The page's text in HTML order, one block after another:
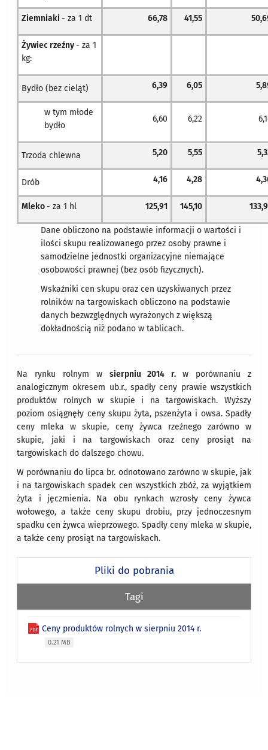
Ziemniaki- za 1 dt 66,78 41,55
Żywiec rzeźny- za 1
kg:
Bydło (bez cieląt) 6,39 6,05
w tym młode
bydło
6,60 6,22
Trzoda chlewna 5,20 5,55
Drób 4,16 4,28
Mleko- za 1 hl 125,91 145,10
Dane obliczono na podstawie informacji o wartości i
ilości skupu realizowanego przez osoby prawne i
samodzielne jednostki organizacyjne niemające
osobowości prawnej (bez osób fizycznych).
Wskaźniki cen skupu oraz cen uzyskiwanych przez
rolników na targowiskach obliczono na podstawie
danych bezwzględnych wyrażonych z większą
dokładnością niż podano w tablicach.
Na rynku rolnym w sierpniu 2014 r.w porównaniu z
analogicznym okresem ub.r., spadły ceny prawie wszystkich
produktów rolnych w skupie i na targowiskach. Wyższy
poziom osiągnęły ceny skupu żyta, pszenżyta i owsa. Spadły
ceny mleka w skupie, ceny żywca rzeźnego zarówno w
skupie, jaki i na targowiskach oraz ceny prosiąt na
targowiskach do dalszego chowu.
W porównaniu do lipca br. odnotowano zarówno w skupie, jak
i na targowiskach spadek cen wszystkich zbóż, za wyjątkiem
żyta i jęczmienia. Na obu rynkach wzrosły ceny żywca
wołowego, a także ceny skupu drobiu, przy jednoczesnym
spadku cen żywca wieprzowego. Spadły ceny mleka w skupie,
a także ceny prosiąt na targowiskach.
Pliki do pobrania
Tagi
Ceny produktów rolnych w sierpniu 2014 r.
0.21 MB